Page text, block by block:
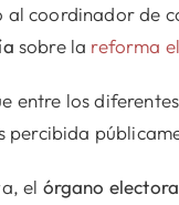
coordinador de
sobre la reforma
entre los
percibida
el órgano